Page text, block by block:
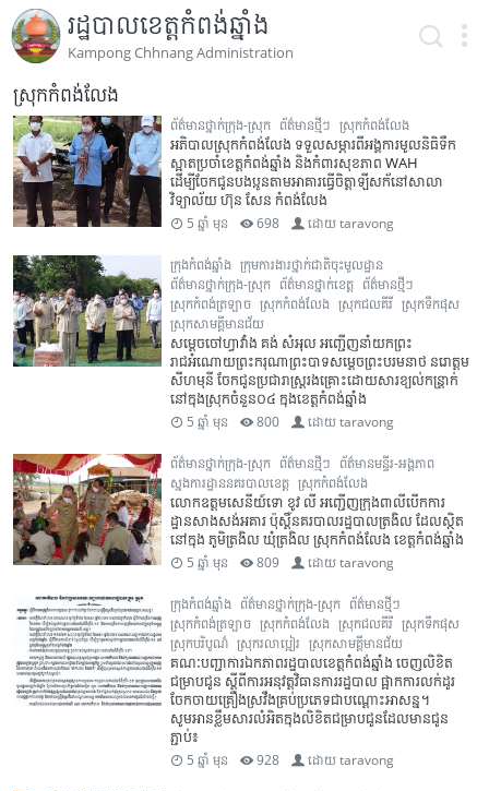
រដ្ឋបាលខេត្តកំពង់ឆ្នាំង
Kampong Chhnang Administration
ស្រុកកំពង់លែង
ព័ត៌មានថ្នាក់ក្រុង-ស្រុក ព័ត៌មានថ្មីៗ ស្រុកកំពង់លែង
អភិបាលស្រុកកំពង់លែង ទទួលសម្ភារពីអង្គការមូលនិធិទឹក
ស្អាតប្រចាំខេត្តកំពង់ឆ្នាំង និងកំពារសុខភាព WAH
ដើម្បីចែកជូនបងប្អូនតាមអាគារធ្វើចិត្តាឡីសក័នៅសាលា
វិទ្យាល័យ ហ៊ុន សែន កំពង់លែង
5 ឆ្នាំ មុន 698 ដោយtaravong
ក្រុងកំពង់ឆ្នាំង ក្រុមការងារថ្នាក់ជាតិចុះមូលដ្ឋាន
ព័ត៌មានថ្នាក់ក្រុង-ស្រុក ព័ត៌មានថ្នាក់ខេត្ត ព័ត៌មានថ្មីៗ
ស្រុកកំពង់ត្រឡាច ស្រុកកំពង់លែង ស្រុកជលគីរី ស្រុកទឹកផុស
ស្រុកសាមគ្គីមានជ័យ
សម្ដេចចៅហ្វាវាំង គង់ សំអុល អញ្ជើញនាំយកព្រះ
រាជអំណោយព្រះករុណាព្រះបាទសម្ដេចព្រះបរមនាថ នរោត្តម
សីហមុនី ចែកជូនប្រជារាស្រ្តរងគ្រោះដោយសារខ្យល់កន្រ្តាក់
នៅក្នុងស្រុកចំនួន០៤ ក្នុងខេត្តកំពង់ឆ្នាំង
5 ឆ្នាំ មុន 800 ដោយtaravong
ព័ត៌មានថ្នាក់ក្រុង-ស្រុក ព័ត៌មានថ្មីៗ ព័ត៌មានមន្ទីរ-អង្គភាព
ស្នងការដ្ឋាននគរបាលខេត្ត ស្រុកកំពង់លែង
លោកឧត្តមសេនីយ៍ទោ ខូវ លី អញ្ជើញក្រុងពាលីបើកការ
ដ្ឋានសាងសង់អគារ ប៉ុស្តិ៍នគរបាលរដ្ឋបាលត្រងិល ដែលស្ថិត
នៅក្នុង ភូមិត្រងិល ឃុំត្រងិល ស្រុកកំពង់លែង ខេត្តកំពង់ឆ្នាំង
5 ឆ្នាំ មុន 809 ដោយtaravong
ក្រុងកំពង់ឆ្នាំង ព័ត៌មានថ្នាក់ក្រុង-ស្រុក ព័ត៌មានថ្មីៗ
ស្រុកកំពង់ត្រឡាច ស្រុកកំពង់លែង ស្រុកជលគីរី ស្រុកទឹកផុស
ស្រុកបរិបូណ៌ ស្រុករលាប្អៀរ ស្រុកសាមគ្គីមានជ័យ
គណៈបញ្ជាការឯកភាពរដ្ឋបាលខេត្តកំពង់ឆ្នាំង ចេញលិខិត
ជម្រាបជូន ស្តីពីការអនុវត្តវិធានការរដ្ឋបាល ផ្អាកការលក់ដូរ
ចែកចាយគ្រឿងស្រវឹងគ្រប់ប្រភេទជាបណ្តោះអាសន្ន។
សូមអានខ្លឹមសារលំអិតក្នុងលិខិតជម្រាបជូនដែលមានជូន
ភ្ជាប់៖
5 ឆ្នាំ មុន 928 ដោយtaravong